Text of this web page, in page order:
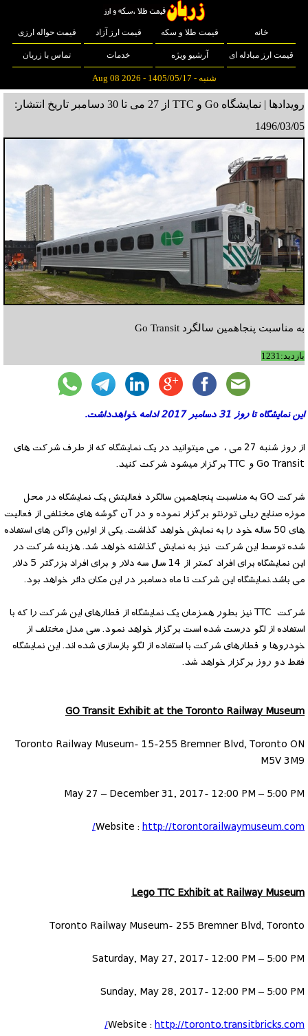
خانه قیمت طلا و سکه قیمت ارز آزاد قیمت حواله ارزی
قیمت ارز مبادله ای آرشیو ویژه خدمات تماس با زربان
شنبه - 1405/05/17 - Aug 08 2026
رویدادها | نمایشگاه Go و TTC از 27 می تا 30 دسامبر
تاریخ انتشار:
1496/03/05
به مناسبت پنجاهمین سالگرد Go Transit
بازدید:1231
این نمایشگاه تا روز 31 دسامبر 2017 ادامه خواهدداشت.
از روز شنبه 27 می ، می میتوانید در یک نمایشگاه که از طرف شرکت های
Go Transit و TTC برگزار میشود شرکت کنید.
شرکت GO به مناسبت پنجاهمین سالگرد فعالیتش یک نمایشگاه در محل
موزه صنایع ریلی تورنتو برگزار نموده و در آن گوشه های مختلفی از فعالیت
های 50 ساله خود را به نمایش خواهد گذاشت. یکی از اولین واگن های استفاده
شده توسط این شرکت نیز به نمایش گذاشته خواهد شد. هزینه شرکت در
این نمایشگاه برای افراد کمتر از 14 سال سه دلار و برای افراد بزرگتر 5 دلار
می باشد.نمایشگاه این شرکت تا ماه دسامبر در این مکان دائر خواهد بود.
شرکت TTC نیز بطور همزمان یک نمایشگاه از قطارهای این شرکت را که با
استفاده از لگو درست شده است برگزار خواهد نمود. سی مدل مختلف از
خودروها و قطارهای شرکت با استفاده از لگو بازسازی شده اند. این نمایشگاه
فقط دو روز برگزار خواهد شد.
GO Transit Exhibit at the Toronto Railway Museum
Toronto Railway Museum- 15-255 Bremner Blvd, Toronto ON
M5V 3M9
May 27 – December 31, 2017- 12:00 PM – 5:00 PM
Website :http://torontorailwaymuseum.com/
Lego TTC Exhibit at Railway Museum
Toronto Railway Museum- 255 Bremner Blvd, Toronto
Saturday, May 27, 2017- 12:00 PM – 5:00 PM
Sunday, May 28, 2017- 12:00 PM – 5:00 PM
Website :http://toronto.transitbricks.com/